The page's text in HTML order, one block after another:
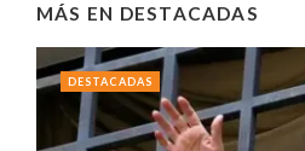
MÁS EN DESTACADAS
DESTACADAS